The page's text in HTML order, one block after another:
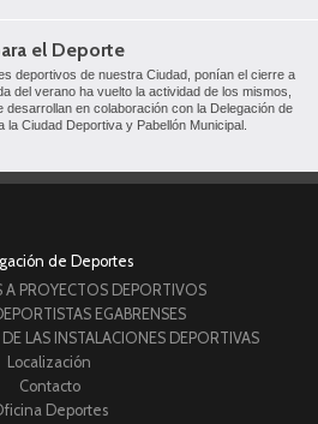
el Deporte
deportivos de nuestra Ciudad, ponían el cierre a
del verano ha vuelto la actividad de los mismos,
desarrollan en colaboración con la Delegación de
Ciudad Deportiva y Pabellón Municipal.
de Deportes
A PROYECTOS DEPORTIVOS
EGABRENSES
LAS INSTALACIONES DEPORTIVAS
Localización
Contacto
Deportes